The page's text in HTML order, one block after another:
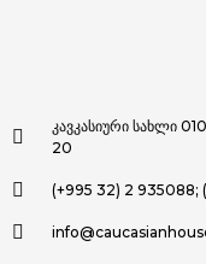
კავკასიური სახლი
20
(+995 32) 2 935088;